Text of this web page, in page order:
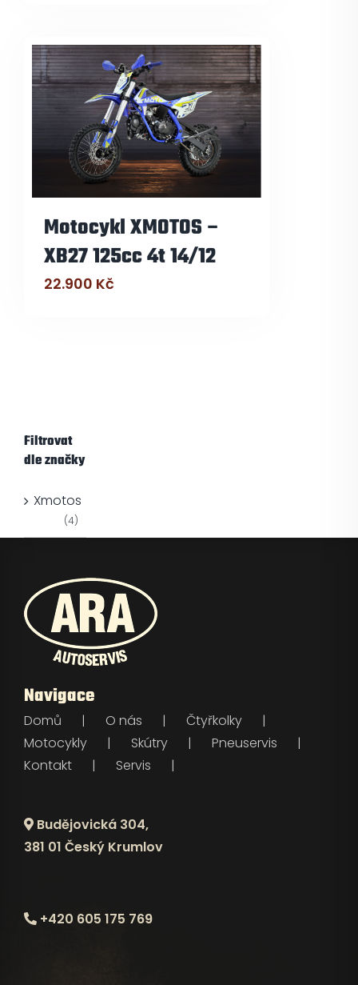
Motocykl XMOTOS –
XB27 125cc 4t 14/12
22.900 Kč
Filtrovat
dle značky
Xmotos
(4)
Navigace
Domů O nás
Čtyřkolky
Motocykly
Skútry
Pneuservis
Kontakt
Servis
Budějovická 304,
381 01 Český Krumlov
+420 605 175 769